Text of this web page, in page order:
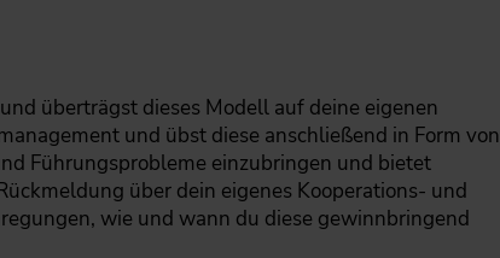
überträgst dieses Modell auf deine eigenen
und übst diese anschließend in Form von
­Führungsprobleme einzubringen und bietet
über dein eigenes Kooperations- und
wie und wann du diese gewinnbringend